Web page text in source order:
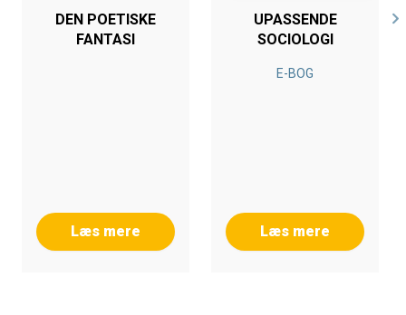
DEN POETISKE
FANTASI
Læs mere
UPASSENDE
SOCIOLOGI
E-BOG
Læs mere